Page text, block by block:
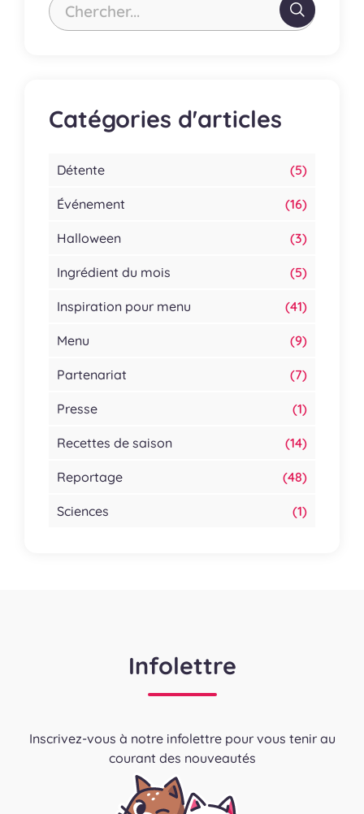
Chercher...
Catégories d'articles
Détente (5)
Événement (16)
Halloween (3)
Ingrédient du mois (5)
Inspiration pour menu (41)
Menu (9)
Partenariat (7)
Presse (1)
Recettes de saison (14)
Reportage (48)
Sciences (1)
Infolettre
Inscrivez-vous à notre infolettre pour vous tenir au
courant des nouveautés